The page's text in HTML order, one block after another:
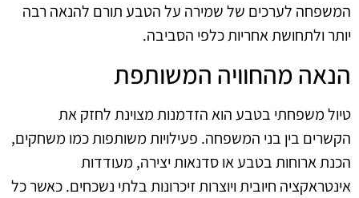
המשפחה לערכים של שמירה על הטבע תורם להנאה רבה
יותר ולתחושת אחריות כלפי הסביבה.
הנאה מהחוויה המשותפת
טיול משפחתי בטבע הוא הזדמנות מצוינת לחזק את
הקשרים בין בני המשפחה. פעילויות משותפות כמו משחקים,
הכנת ארוחות בטבע או סדנאות יצירה, מעודדות
אינטראקציה חיובית ויוצרות זיכרונות בלתי נשכחים. כאשר כל